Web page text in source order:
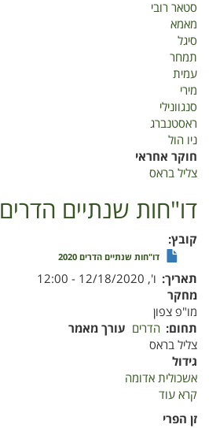
סטאר רובי
מאמא
סיגל
תמחר
עמית
מירי
סנגוונילי
ראסטנברג
ניו הול
חוקר אחראי
צליל בראס
דו"חות שנתיים הדרים 2020
קובץ
דו"חות שנתיים הדרים 2020
תאריך ו', 12/18/2020 - 12:00
מחקר
מו"פ צפון
תחום הדרים עורך מאמר
צליל בראס
גידול
אשכולית אדומה
קרא עוד
זן הפרי